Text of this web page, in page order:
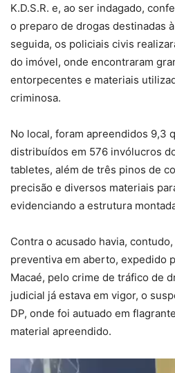
K.D.S.R. e, ao ser indagado,
o preparo de drogas destinadas
seguida, os policiais civis
do imóvel, onde encontraram
entorpecentes e materiais
criminosa.
No local, foram apreendidos 9,3
distribuídos em 576 invólucros
tabletes, além de três pinos de
precisão e diversos materiais
evidenciando a estrutura
Contra o acusado havia,
preventiva em aberto, expedido
Macaé, pelo crime de tráfico de
judicial já estava em vigor, o
DP, onde foi autuado em
material apreendido.